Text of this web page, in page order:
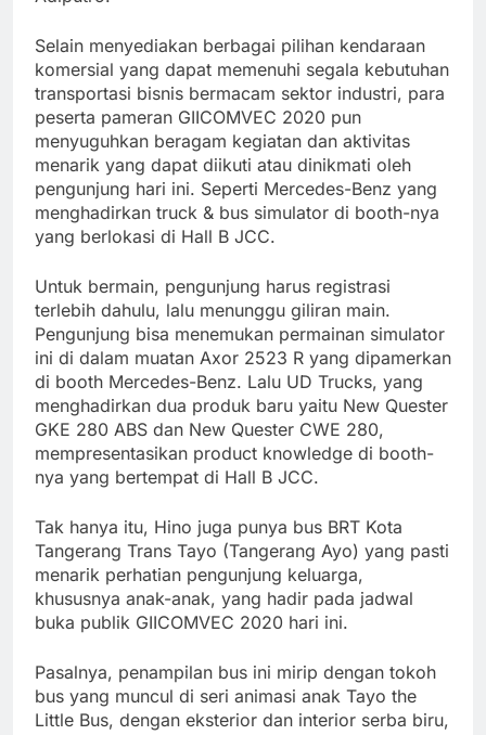
Selain menyediakan berbagai pilihan kendaraan
komersial yang dapat memenuhi segala kebutuhan
transportasi bisnis bermacam sektor industri, para
peserta pameran GIICOMVEC 2020 pun
menyuguhkan beragam kegiatan dan aktivitas
menarik yang dapat diikuti atau dinikmati oleh
pengunjung hari ini. Seperti Mercedes-Benz yang
menghadirkan truck & bus simulator di booth-nya
yang berlokasi di Hall B JCC.
Untuk bermain, pengunjung harus registrasi
terlebih dahulu, lalu menunggu giliran main.
Pengunjung bisa menemukan permainan simulator
ini di dalam muatan Axor 2523 R yang dipamerkan
di booth Mercedes-Benz. Lalu UD Trucks, yang
menghadirkan dua produk baru yaitu New Quester
GKE 280 ABS dan New Quester CWE 280,
mempresentasikan product knowledge di booth-
nya yang bertempat di Hall B JCC.
Tak hanya itu, Hino juga punya bus BRT Kota
Tangerang Trans Tayo (Tangerang Ayo) yang pasti
menarik perhatian pengunjung keluarga,
khususnya anak-anak, yang hadir pada jadwal
buka publik GIICOMVEC 2020 hari ini.
Pasalnya, penampilan bus ini mirip dengan tokoh
bus yang muncul di seri animasi anak Tayo the
Little Bus, dengan eksterior dan interior serba biru,